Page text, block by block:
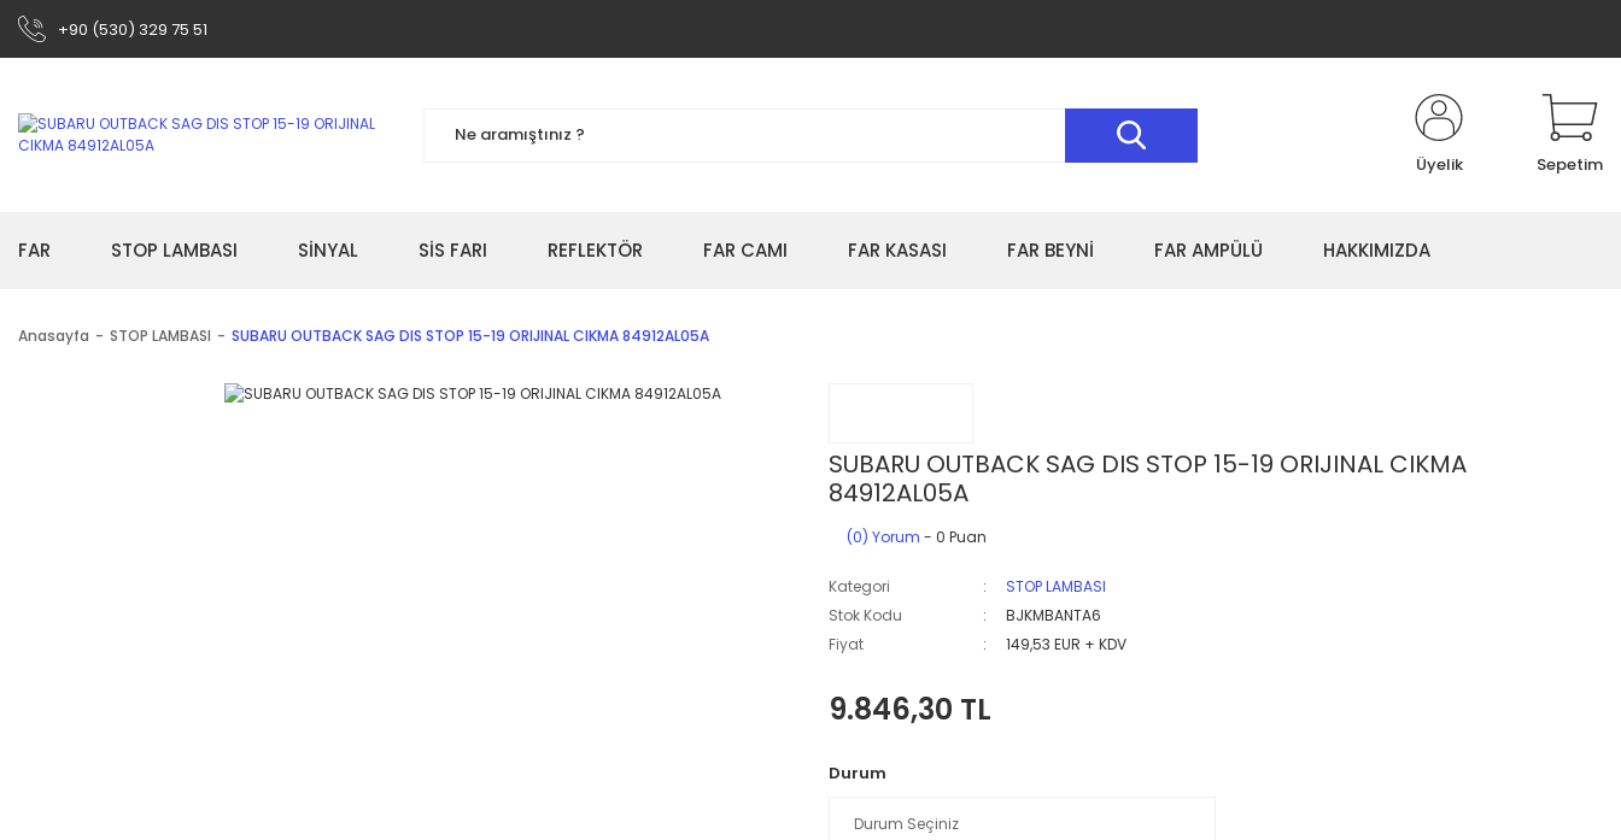
+90 (530) 329 75 51
Üyelik Sepetim
FAR STOP LAMBASI SİNYAL SİS FARI REFLEKTÖR FAR CAMI FAR KASASI FAR BEYNİ FAR AMPÜLÜ HAKKIMIZDA
Anasayfa STOP LAMBASI SUBARU OUTBACK SAG DIS STOP 15-19 ORIJINAL CIKMA 84912AL05A
SUBARU OUTBACK SAG DIS STOP 15-19 ORIJINAL CIKMA
84912AL05A
(0) Yorum - 0 Puan
Kategori
STOP LAMBASI
Stok Kodu
BJKMBANTA6
Fiyat
149,53 EUR + KDV
9.846,30 TL
Durum